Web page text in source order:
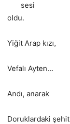
sesi
Yiğit Arap kızı,
Vefalı Ayten…
Andı, anarak
Doruklardaki